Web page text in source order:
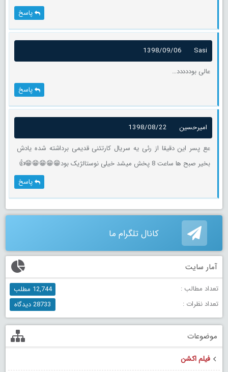
پاسخ
Sasi
1398/09/06
عالی بوددددد…
پاسخ
امیرحسین
1398/08/22
عع پسر این دقیقا از رئی یه سریال کارتئنی قدیمی برداشته شده یادش
بخیر صبح ها ساعت 8 پخش میشد خیلی نوستالژیک بود😁😁😁😁😁👍
پاسخ
کانال تلگرام ما
آمار سایت
تعداد مطالب :
12,744 مطلب
تعداد نظرات :
28733 دیدگاه
موضوعات
فیلم اکشن